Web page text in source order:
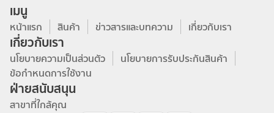
เมนู
หน้าแรก สินค้า ข่าวสารและบทความ เกี่ยวกับเรา
เกี่ยวกับเรา
นโยบายความเป็นส่วนตัว
นโยบายการรับประกันสินค้า
ข้อกำหนดการใช้งาน
ฝ่ายสนับสนุน
สาขาที่ใกล้คุณ